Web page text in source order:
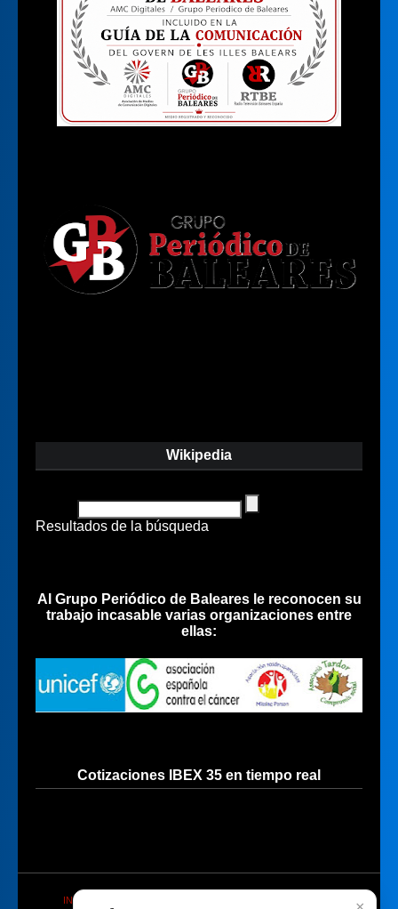
Wikipedia
Resultados de la búsqueda
Al Grupo Periódico de Baleares le reconocen su
trabajo incasable varias organizaciones entre
ellas:
Cotizaciones IBEX 35 en tiempo real
INICIO